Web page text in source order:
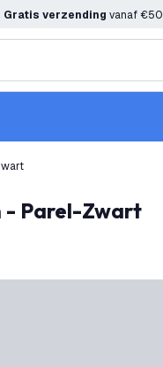
Gratis verzending vanaf €50
- Parel-Zwart